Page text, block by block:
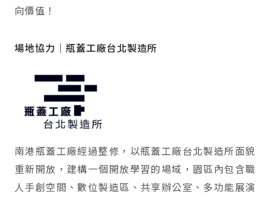
向價值！
場地協力｜瓶蓋工廠台北製造所
南港瓶蓋工廠經過整修，以瓶蓋工廠台北製造所面貌
重新開放，建構一個開放學習的場域，園區內包含職
人手創空間、數位製造區、共享辦公室、多功能展演